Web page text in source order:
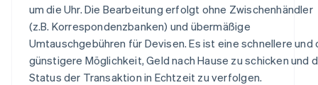
um die Uhr. Die Bearbeitung erfolgt ohne Zwischenhändler
(z.B. Korrespondenzbanken) und übermäßige
Umtauschgebühren für Devisen. Es ist eine schnellere und
günstigere Möglichkeit, Geld nach Hause zu schicken und
Status der Transaktion in Echtzeit zu verfolgen.